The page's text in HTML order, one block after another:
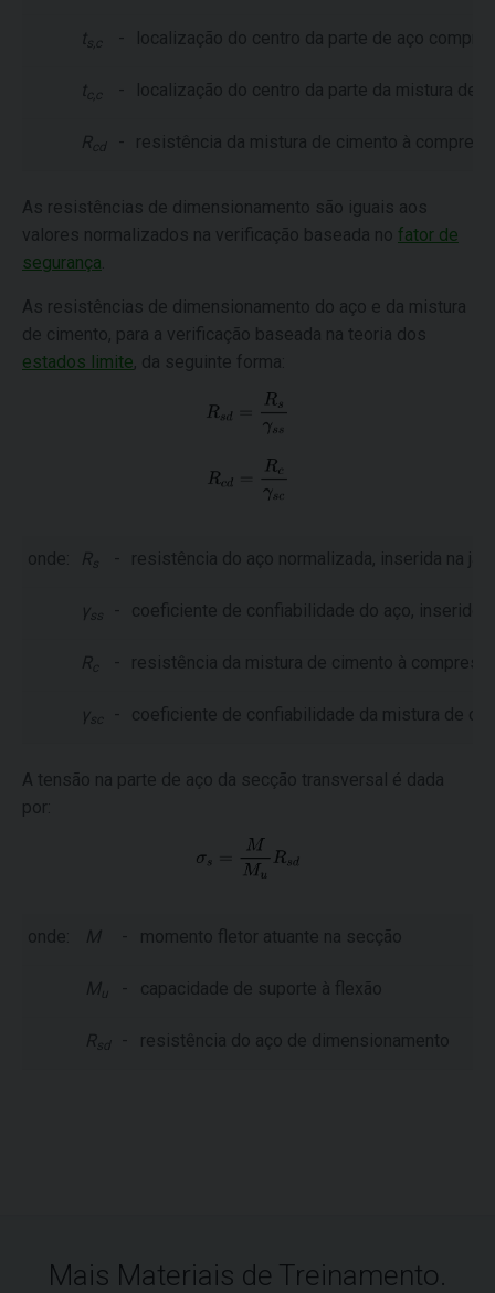
ts,c - localização do centro da parte de aço
t - localização do centro da parte da mistura de
R cd - resistência da mistura de cimento à
As resistências de dimensionamento são iguais aos
valores normalizados na verificação baseada no fator de
segurança
As resistências de dimensionamento do aço e da mistura
de cimento, para a verificação baseada na teoria dos
estados limite, da seguinte forma:
onde: Rs - resistência do aço normalizada, inserida na
γ ss - coeficiente de confiabilidade do aço, inserido
R - resistência da mistura de cimento à
γ sc - coeficiente de confiabilidade da mistura de
A tensão na parte de aço da secção transversal é dada
por:
onde: M - momento fletor atuante na secção
Mu - capacidade de suporte à flexão
Rsd - resistência do aço de dimensionamento
Mais Materiais de Treinamento.